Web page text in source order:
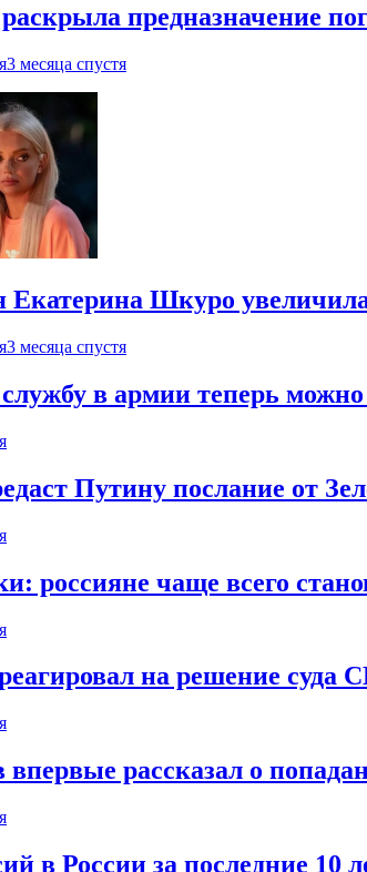
предназначение
3 месяца спустя
Екатерина Шкуро
3 месяца спустя
в армии теперь
Путину послание от
россияне чаще всего
на решение
рассказал о
в России за последние 10